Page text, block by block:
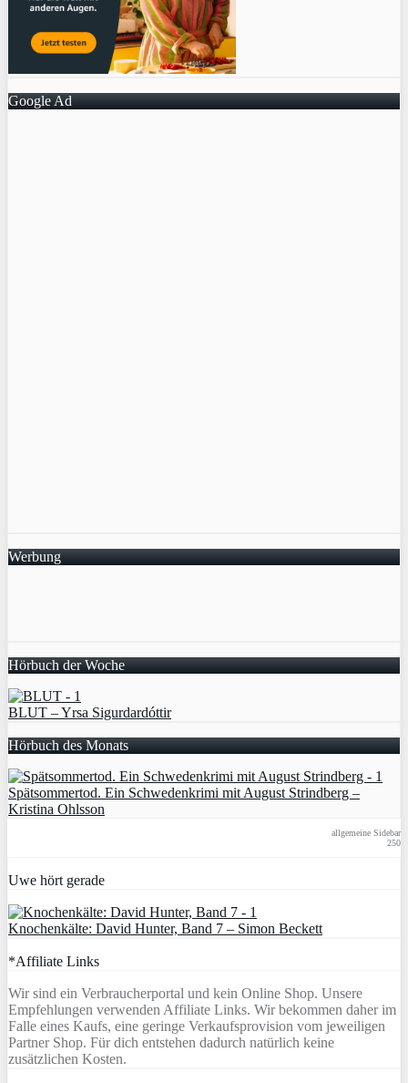
Google Ad
Werbung
Hörbuch der Woche
BLUT – Yrsa Sigurdardóttir
Hörbuch des Monats
Spätsommertod. Ein Schwedenkrimi mit August Strindberg –
Kristina Ohlsson
allgemeine Sidebar
250
Uwe hört gerade
Knochenkälte: David Hunter, Band 7 – Simon Beckett
*Affiliate Links
Wir sind ein Verbraucherportal und kein Online Shop. Unsere
Empfehlungen verwenden Affiliate Links. Wir bekommen daher im
Falle eines Kaufs, eine geringe Verkaufsprovision vom jeweiligen
Partner Shop. Für dich entstehen dadurch natürlich keine
zusätzlichen Kosten.